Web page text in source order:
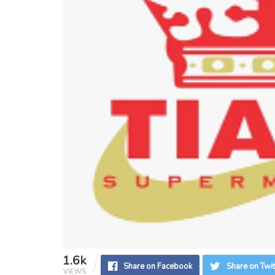
1.6k
VIEWS Share on Facebook Share on